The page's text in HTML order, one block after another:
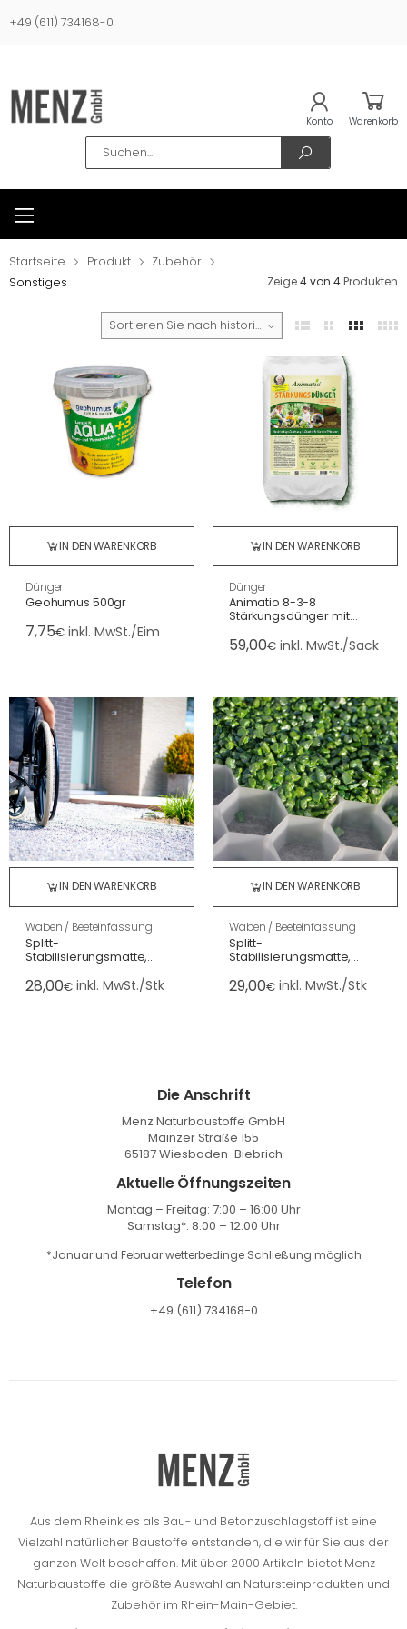
+49 (611) 734168-0
Search
Konto Warenkorb
Startseite Produkt
Zubehör
Sonstiges
Zeige4 von 4Produkten
Sortieren Sie nach historischen Verkäufen
IN DEN WARENKORB
Dünger
Geohumus 500gr
7,75€ inkl. MwSt./Eim
IN DEN WARENKORB
Dünger
Animatio 8-3-8
Stärkungsdünger mit
subtilis 25kg
59,00€ inkl. MwSt./Sack
IN DEN WARENKORB
Waben / Beeteinfassung
Splitt-
Stabilisierungsmatte,
120x160x3 cm, befahrbar,
für 80 kg Splitt/m²
28,00€ inkl. MwSt./Stk
IN DEN WARENKORB
Waben / Beeteinfassung
Splitt-
Stabilisierungsmatte,
cm, befahrbar, für 80 kg
Splitt/m²
29,00€ inkl. MwSt./Stk
Die Anschrift
Menz Naturbaustoffe GmbH
Mainzer Straße 155
65187 Wiesbaden-Biebrich
Aktuelle Öffnungszeiten
Montag – Freitag: 7:00 – 16:00 Uhr
Samstag*: 8:00 – 12:00 Uhr
*Januar und Februar wetterbedinge Schließung möglich
Telefon
+49 (611) 734168-0
Aus dem Rheinkies als Bau- und Betonzuschlagstoff ist eine
Vielzahl natürlicher Baustoffe entstanden, die wir für Sie aus der
ganzen Welt beschaffen. Mit über 2000 Artikeln bietet Menz
Naturbaustoffe die größte Auswahl an Natursteinprodukten und
Zubehör im Rhein-Main-Gebiet.